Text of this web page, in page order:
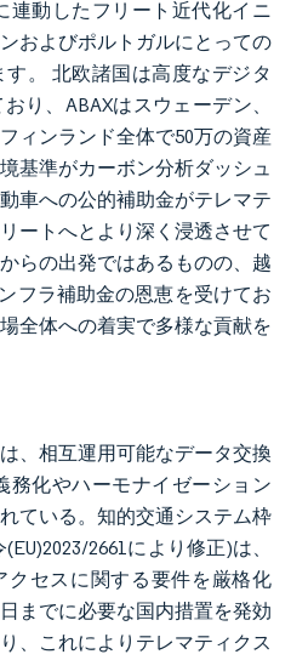
連動したフリート近代化イニ
およびポルトガルにとっての
。 北欧諸国は高度なデジタ
り、ABAXはスウェーデン、
ィンランド全体で50万の資産
基準がカーボン分析ダッシュ
車への公的補助金がテレマテ
ートへとより深く浸透させて
らの出発ではあるものの、越
フラ補助金の恩恵を受けてお
全体への着実で多様な貢献を
、相互運用可能なデータ交換
務化やハーモナイゼーション
ている。知的交通システム枠
2661により修正)は、
セスに関する要件を厳格化
までに必要な国内措置を発効
、これによりテレマティクス